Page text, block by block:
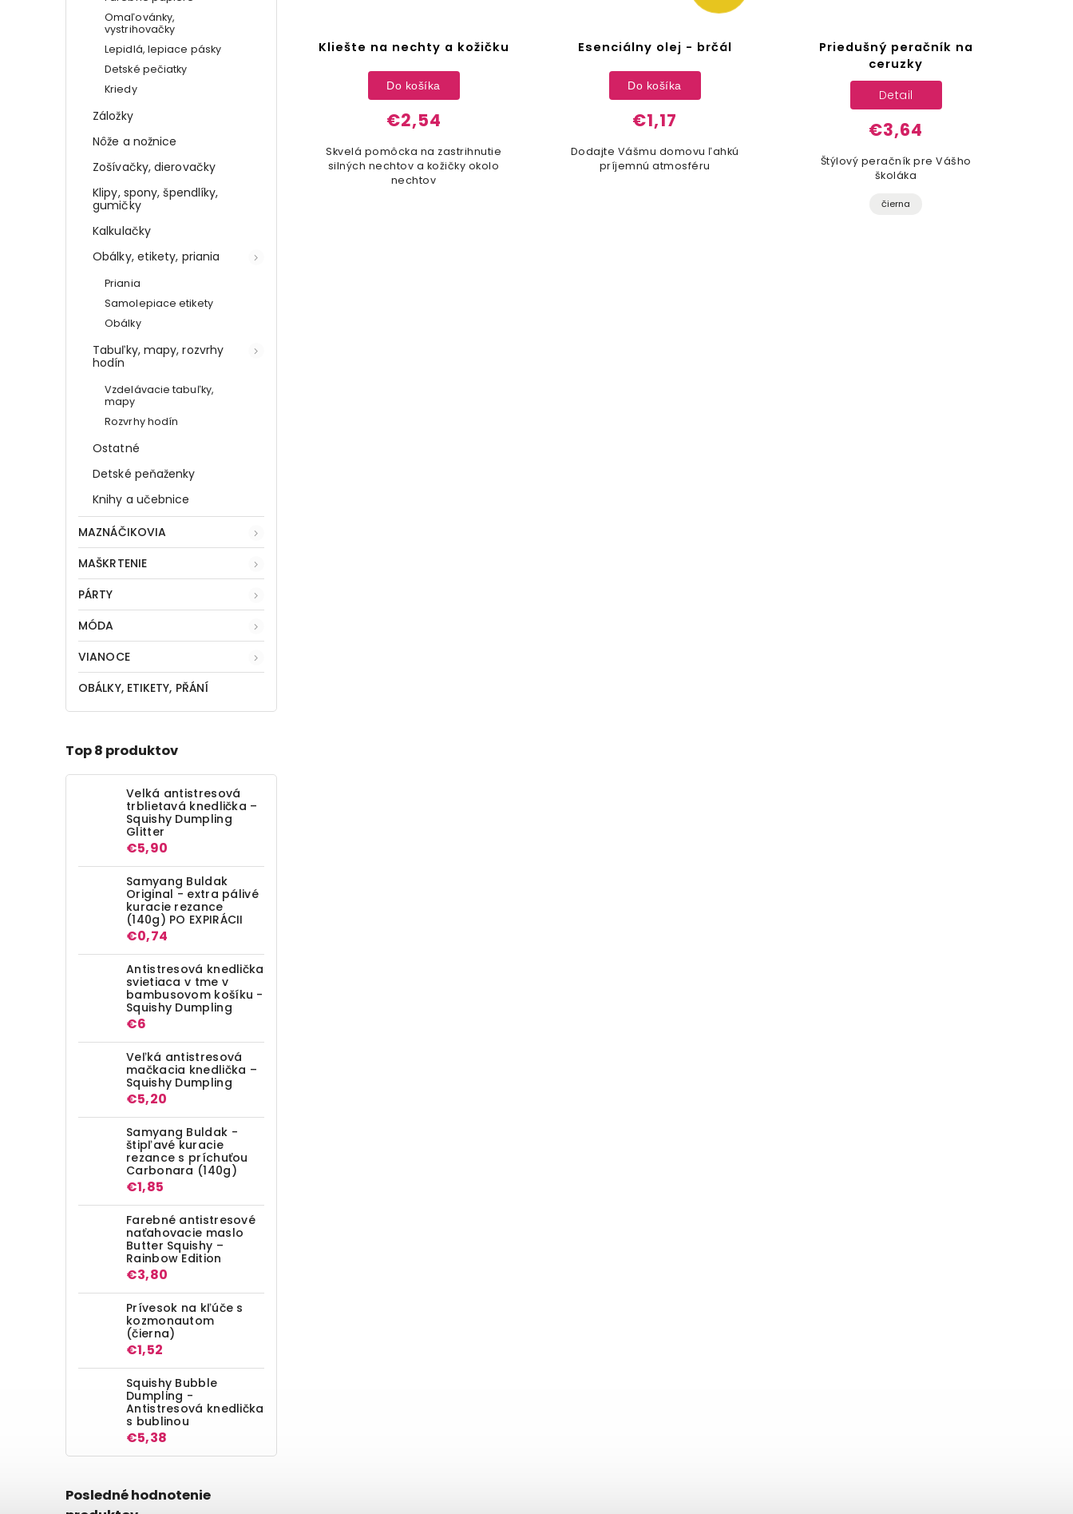
Omaľovánky,
vystrihovačky
Lepidlá, lepiace pásky
Detské pečiatky
Kriedy
Záložky
Nôže a nožnice
Zošívačky, dierovačky
Klipy, spony, špendlíky,
gumičky
Kalkulačky
Obálky, etikety, priania
Priania
Samolepiace etikety
Obálky
Tabuľky, mapy, rozvrhy
hodín
Vzdelávacie tabuľky,
mapy
Rozvrhy hodín
Ostatné
Detské peňaženky
Knihy a učebnice
MAZNÁČIKOVIA
MAŠKRTENIE
PÁRTY
MÓDA
VIANOCE
OBÁLKY, ETIKETY, PŘÁNÍ
Top 8 produktov
Velká antistresová
trblietavá knedlička –
Squishy Dumpling
Glitter
€5,90
Samyang Buldak
Original - extra pálivé
kuracie rezance
(140g) PO EXPIRÁCII
€0,74
Antistresová knedlička
svietiaca v tme v
bambusovom košíku -
Squishy Dumpling
€6
Veľká antistresová
mačkacia knedlička –
Squishy Dumpling
€5,20
Samyang Buldak -
štipľavé kuracie
rezance s príchuťou
Carbonara (140g)
€1,85
Farebné antistresové
naťahovacie maslo
Butter Squishy –
Rainbow Edition
€3,80
Prívesok na kľúče s
kozmonautom
(čierna)
€1,52
Squishy Bubble
Dumpling -
Antistresová knedlička
s bublinou
€5,38
Posledné hodnotenie
Cestovný organizér
ženu, ktorá potrebuje mať všetku
dokonale zorganizovanú
čierna
Kliešte na nechty a kožičku
€2,54
Do košíka
Skvelá pomôcka na zastrihnutie
silných nechtov a kožičky okolo
nechtov
Esenciálny olej - brčál
€1,17
Do košíka
Dodajte Vášmu domovu ľahkú
príjemnú atmosféru
Priedušný peračník na
ceruzky
€3,64
Detail
Štýlový peračník pre Vášho
školáka
čierna